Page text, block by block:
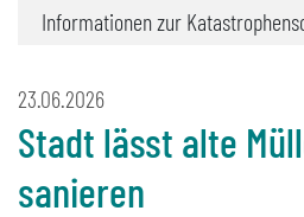
Informationen zur
23.06.2026
Stadt lässt alte
sanieren